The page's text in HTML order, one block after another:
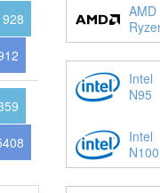
AMD
Intel
N95
Intel
N100